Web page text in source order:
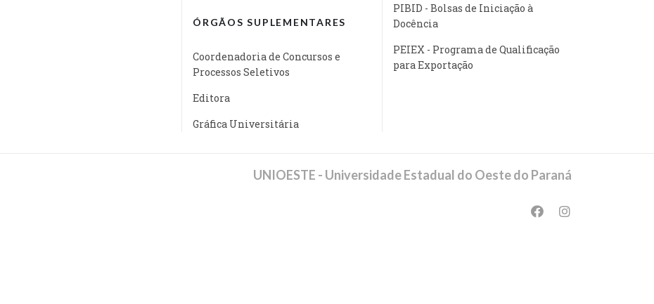
ÓRGÃOS SUPLEMENTARES
Coordenadoria de Concursos e
Processos Seletivos
Editora
Gráfica Universitária
PIBID - Bolsas de Iniciação à
Docência
PEIEX - Programa de Qualificação
para Exportação
UNIOESTE - Universidade Estadual do Oeste do Paraná